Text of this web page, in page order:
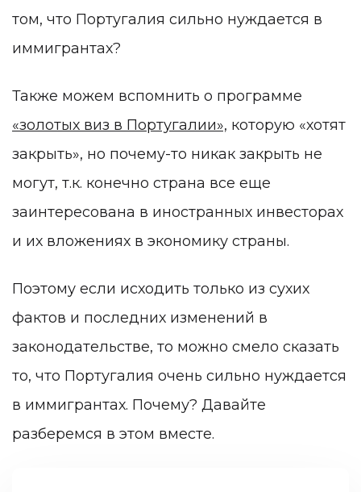
том, что Португалия сильно нуждается в
иммигрантах?
Также можем вспомнить о программе
«золотых виз в Португалии», которую «хотят
закрыть», но почему-то никак закрыть не
могут, т.к. конечно страна все еще
заинтересована в иностранных инвесторах
и их вложениях в экономику страны.
Поэтому если исходить только из сухих
фактов и последних изменений в
законодательстве, то можно смело сказать
то, что Португалия очень сильно нуждается
в иммигрантах. Почему? Давайте
разберемся в этом вместе.